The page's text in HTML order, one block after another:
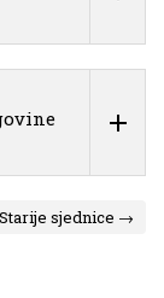
Starije sjednice →